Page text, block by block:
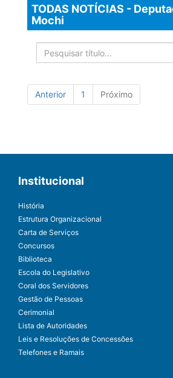
TODAS NOTÍCIAS -
Mochi
Anterior 1 Próximo
Institucional
História
Estrutura Organizacional
Carta de Serviços
Concursos
Biblioteca
Escola do Legislativo
Coral dos Servidores
Gestão de Pessoas
Cerimonial
Lista de Autoridades
Leis e Resoluções de Concessões
Telefones e Ramais